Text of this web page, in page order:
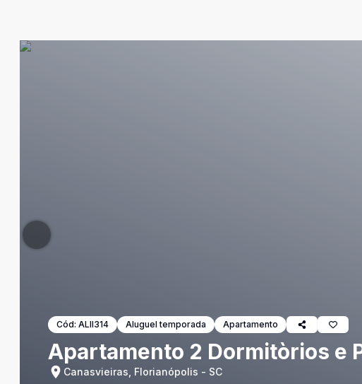
Cód: ALII314 Aluguel temporada Apartamento
Apartamento 2 Dormitòrios e
Canasvieiras, Florianópolis - SC